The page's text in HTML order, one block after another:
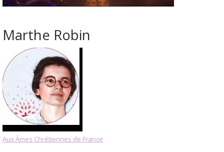
Marthe Robin
Aux Âmes Chrétiennes de France